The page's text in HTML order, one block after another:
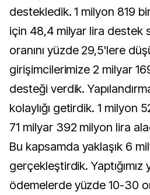
destekledik. 1 milyon 819
için 48,4 milyar lira destek
oranını yüzde 29,5'lere
girişimcilerimize 2 milyar
desteği verdik.
kolaylığı getirdik. 1 milyon
71 milyar 392 milyon lira
Bu kapsamda yaklaşık 6
gerçekleştirdik.
ödemelerde yüzde 10-30